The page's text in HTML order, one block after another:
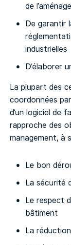
de
De garantir
industrielles
D’élaborer
La plupart des
coordonnées
d’un logiciel de
rapproche des
management, à
Le bon
La sécurité
Le respect
bâtiment
La